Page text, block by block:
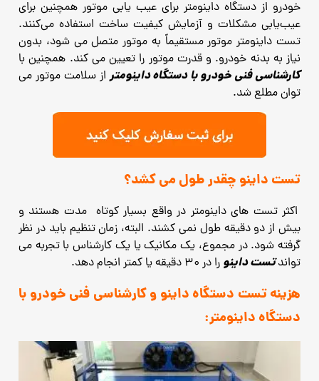
خودرو از دستگاه داینومتر برای عیب یابی موتور همچنین برای
عیب‌یابی مشکلات و آزمایش کیفیت ساخت استفاده می‌کنند.
تست داینومتر موتور مستقیماً به موتور متصل می شود، بدون
نیاز به بدنه خودرو. و قدرت موتور را تعیین می کند. همچنین با
کارشناسی فنی خودرو با دستگاه داینومتراز سلامت موتور می
توان مطلع شد.
تست داینو چقدر طول می کشد؟
اکثر تست های داینومتر در واقع بسیار کوتاه مدت هستند و
بیش از دو دقیقه طول نمی کشند. البته، زمان تنظیم باید در نظر
گرفته شود. در مجموع، یک مکانیک یا یک کارشناس با تجربه می
تواندتست داینو را در 30 دقیقه یا کمتر انجام دهد.
هزینه تست دستگاه داینو و کارشناسی فنی خودرو با
دستگاه داینومتر: